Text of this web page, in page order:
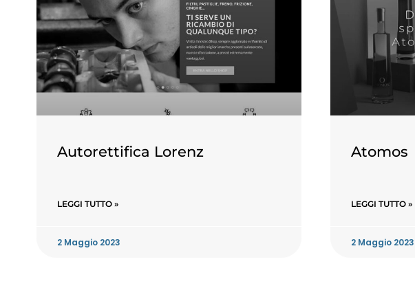
Autorettifica Lorenz
LEGGI TUTTO »
2 Maggio 2023
Atomos
LEGGI TUTTO »
2 Maggio 2023